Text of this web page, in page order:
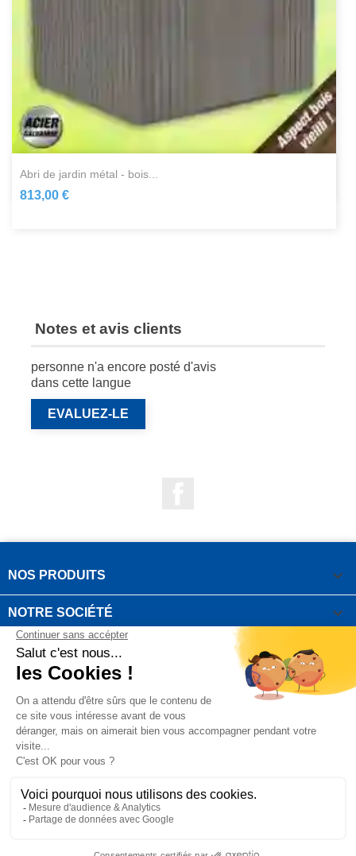
abri de jardin métal - bois...
813,00 €
Notes et avis clients
personne n'a encore posté d'avis
dans cette langue
EVALUEZ-LE
NOS PRODUITS 
NOTRE SOCIÉTÉ 
VOTRE COMPTE
QUESTIONS FRÉQUEMMENT POSÉES